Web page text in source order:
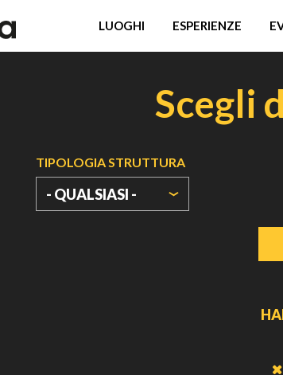
LUOGHI ESPERIENZE
Scegli
TIPOLOGIA STRUTTURA
- QUALSIASI -